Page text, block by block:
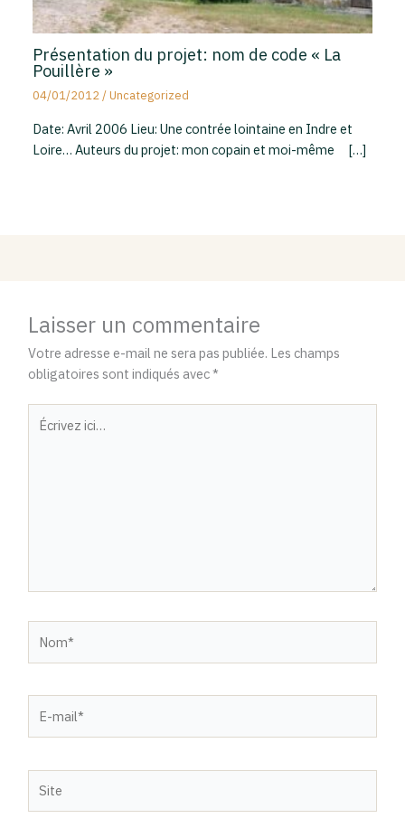
Présentation du projet: nom de code « La
Pouillère »
04/01/2012/Uncategorized
Date: Avril 2006 Lieu: Une contrée lointaine en Indre et
Loire… Auteurs du projet: mon copain et moi-même […]
Laisser un commentaire
Votre adresse e-mail ne sera pas publiée. Les champs
obligatoires sont indiqués avec*
Écrivez
ici…
mail*